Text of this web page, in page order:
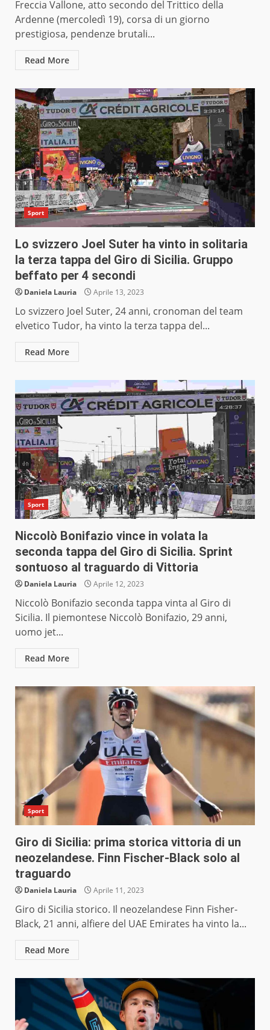
Freccia Vallone, atto secondo del Trittico della
Ardenne (mercoledì 19), corsa di un giorno
prestigiosa, pendenze brutali...
Read More
Sport
Lo svizzero Joel Suter ha vinto in solitaria
la terza tappa del Giro di Sicilia. Gruppo
beffato per 4 secondi
Daniela Lauria Aprile 13, 2023
Lo svizzero Joel Suter, 24 anni, cronoman del team
elvetico Tudor, ha vinto la terza tappa del...
Read More
Sport
Niccolò Bonifazio vince in volata la
seconda tappa del Giro di Sicilia. Sprint
sontuoso al traguardo di Vittoria
Daniela Lauria Aprile 12, 2023
Niccolò Bonifazio seconda tappa vinta al Giro di
Sicilia. Il piemontese Niccolò Bonifazio, 29 anni,
uomo jet...
Read More
Sport
Giro di Sicilia: prima storica vittoria di un
neozelandese. Finn Fischer-Black solo al
traguardo
Daniela Lauria Aprile 11, 2023
Giro di Sicilia storico. Il neozelandese Finn Fisher-
Black, 21 anni, alfiere del UAE Emirates ha vinto la...
Read More